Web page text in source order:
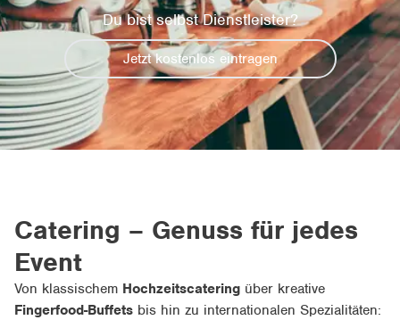
Du bist selbst Dienstleister?
Jetzt kostenlos eintragen
Catering – Genuss für jedes
Event
Von klassischem Hochzeitscatering über kreative
Fingerfood-Buffets bis hin zu internationalen Spezialitäten: